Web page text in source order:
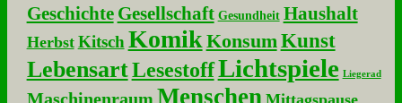
Geschichte Gesellschaft Gesundheit Haushalt
Herbst Kitsch KomikKonsumKunst
LebensartLesestoffLichtspiele Liegerad
Maschinenraum Menschen